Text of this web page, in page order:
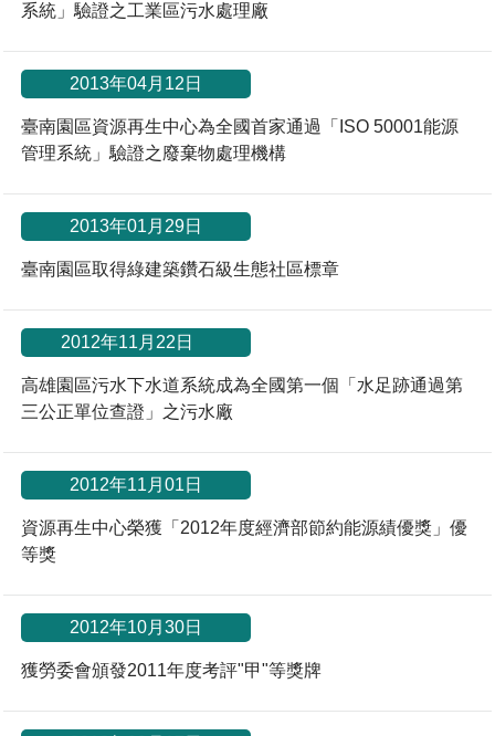
系統」驗證之工業區污水處理廠
2013年04月12日
臺南園區資源再生中心為全國首家通過「ISO 50001能源
管理系統」驗證之廢棄物處理機構
2013年01月29日
臺南園區取得綠建築鑽石級生態社區標章
2012年11月22日
高雄園區污水下水道系統成為全國第一個「水足跡通過第
三公正單位查證」之污水廠
2012年11月01日
資源再生中心榮獲「2012年度經濟部節約能源績優獎」優
等獎
2012年10月30日
獲勞委會頒發2011年度考評"甲"等獎牌